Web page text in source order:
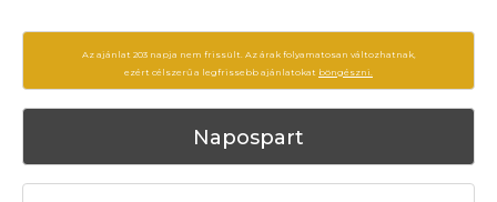
Az ajánlat 203 napja nem frissült. Az árak folyamatosan változhatnak,
ezért célszerű a legfrissebb ajánlatokat böngészni.
Napospart